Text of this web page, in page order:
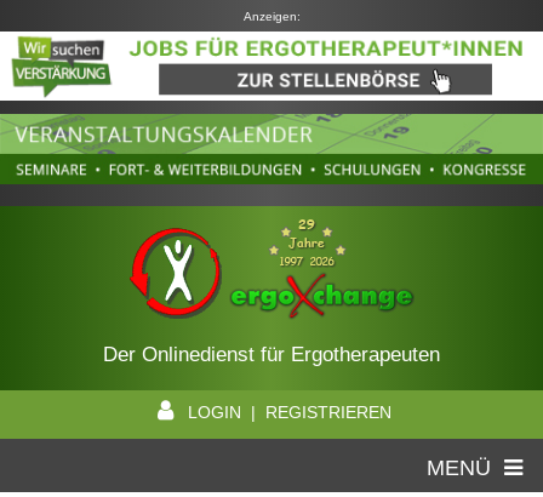
Anzeigen:
Der Onlinedienst für Ergotherapeuten
LOGIN | REGISTRIEREN
MENÜ